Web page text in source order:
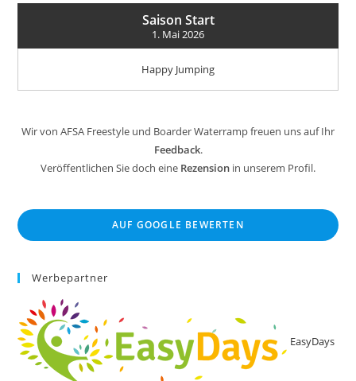
Saison Start
1. Mai 2026
Happy Jumping
Wir von AFSA Freestyle und Boarder Waterramp freuen uns auf Ihr
Feedback.
Veröffentlichen Sie doch eine Rezension in unserem Profil.
AUF GOOGLE BEWERTEN
Werbepartner
EasyDays